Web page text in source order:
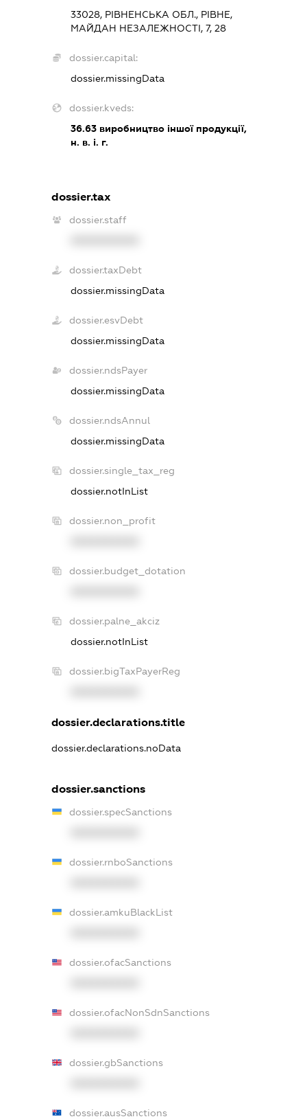
33028, РІВНЕНСЬКА ОБЛ., РІВНЕ,
МАЙДАН НЕЗАЛЕЖНОСТІ, 7, 28
dossier.capital:
dossier.missingData
dossier.kveds:
36.63виробництво іншої продукції,
н. в. і. г.
dossier.tax
dossier.staff
dossier.taxDebt
dossier.missingData
dossier.esvDebt
dossier.missingData
dossier.ndsPayer
dossier.missingData
dossier.ndsAnnul
dossier.missingData
dossier.single_tax_reg
dossier.notInList
dossier.non_profit
dossier.budget_dotation
dossier.palne_akciz
dossier.notInList
dossier.bigTaxPayerReg
dossier.declarations.title
dossier.declarations.noData
dossier.sanctions
dossier.specSanctions
dossier.rnboSanctions
dossier.amkuBlackList
dossier.ofacSanctions
dossier.ofacNonSdnSanctions
dossier.gbSanctions
dossier.ausSanctions